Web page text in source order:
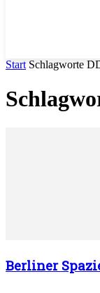
Start Schlagworte
Berliner